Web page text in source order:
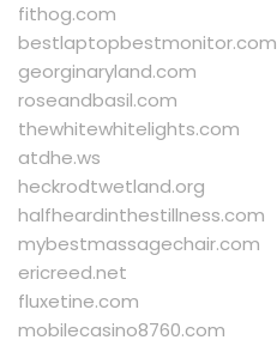
fithog.com
bestlaptopbestmonitor.com
georginaryland.com
roseandbasil.com
thewhitewhitelights.com
atdhe.ws
heckrodtwetland.org
halfheardinthestillness.com
mybestmassagechair.com
ericreed.net
fluxetine.com
mobilecasino8760.com